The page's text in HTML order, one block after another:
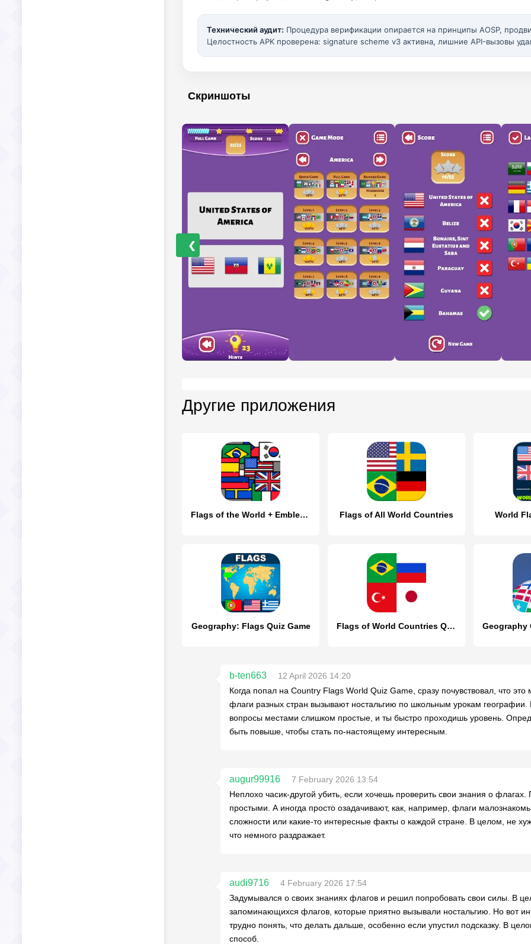
Технический аудит: Процедура верификации опирается на принципы AOSP,
Целостность APK проверена: signature scheme v3 активна, лишние API-вызовы
Скриншоты
❮
Другие приложения
Flags of the World + Emblems: Flags of All World Countries World
Geography: Flags Quiz Game Flags of World Countries Quiz
b-ten663
12 April 2026 14:20
Когда попал на Country Flags World Quiz Game, сразу почувствовал, что
флаги разных стран вызывают ностальгию по школьным урокам географии.
вопросы местами слишком простые, и ты быстро проходишь уровень.
быть повыше, чтобы стать по-настоящему интересным.
augur99916
7 February 2026 13:54
Неплохо часик-другой убить, если хочешь проверить свои знания о
простыми. А иногда просто озадачивают, как, например, флаги
сложности или какие-то интересные факты о каждой стране. В целом, не
что немного раздражает.
audi9716
4 February 2026 17:54
Задумывался о своих знаниях флагов и решил попробовать свои силы. В
запоминающихся флагов, которые приятно вызывали ностальгию. Но вот
трудно понять, что делать дальше, особенно если упустил подсказку. В
способ.